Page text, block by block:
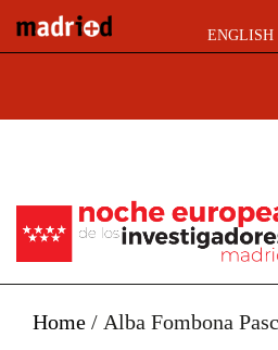
ENGLISH
Home / Alba Fombona